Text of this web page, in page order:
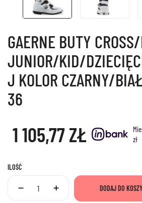
GAERNE BUTY
JUNIOR/KID/
J KOLOR CZARNY/
36
1 105,77 ZŁ
zł
ILOŚĆ
DODAJ DO